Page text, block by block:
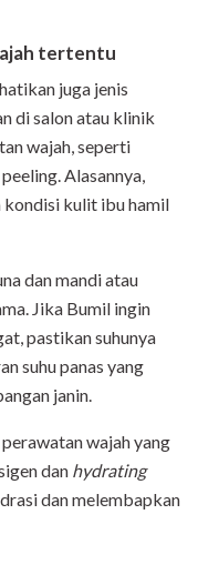
tertentu
juga jenis
di salon atau klinik
wajah, seperti
Alasannya,
kulit ibu hamil
dan mandi atau
Jika Bumil ingin
pastikan suhunya
suhu panas yang
janin.
wajah yang
dan hydrating
dan melembapkan